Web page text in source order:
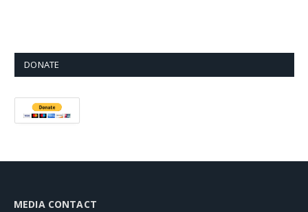
DONATE
MEDIA CONTACT